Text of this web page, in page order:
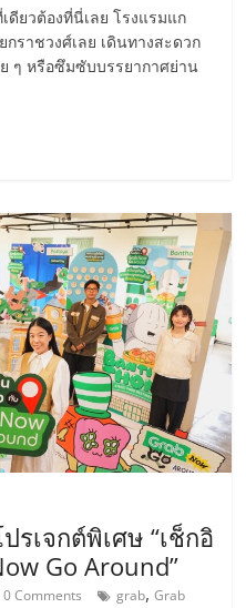
ดียวต้องที่นี่เลย โรงแรมแก
กราชวงศ์เลย เดินทางสะดวก
ๆ หรือซึมซับบรรยากาศย่าน
เจกต์พิเศษ “เช็กอิ
Go Around”
0 Comments grab,Grab